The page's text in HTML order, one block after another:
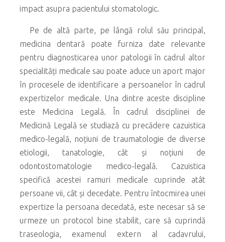
impact asupra pacientului stomatologic.
Pe de altă parte, pe lângă rolul său principal,
medicina dentară poate furniza date relevante
pentru diagnosticarea unor patologii în cadrul altor
specialități medicale sau poate aduce un aport major
în procesele de identificare a persoanelor în cadrul
expertizelor medicale. Una dintre aceste discipline
este Medicina Legală. În cadrul disciplinei de
Medicină Legală se studiază cu precădere cazuistica
medico-legală, noțiuni de traumatologie de diverse
etiologii, tanatologie, cât și noțiuni de
odontostomatologie medico-legală. Cazuistica
specifică acestei ramuri medicale cuprinde atât
persoane vii, cât și decedate. Pentru întocmirea unei
expertize la persoana decedată, este necesar să se
urmeze un protocol bine stabilit, care să cuprindă
traseologia, examenul extern al cadavrului,